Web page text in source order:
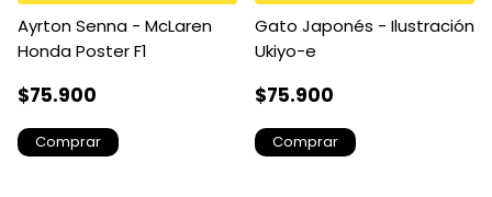
Ayrton Senna - McLaren
Honda Poster F1
$75.900
Comprar
Gato Japonés - Ilustración
Ukiyo-e
$75.900
Comprar